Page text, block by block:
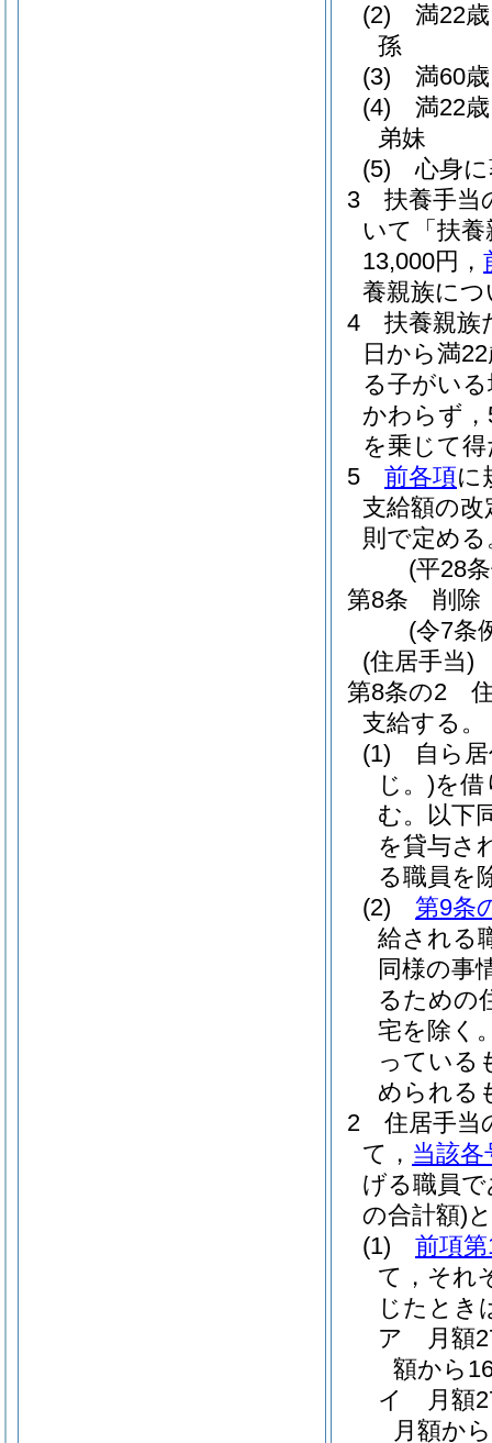
(2)
満22
孫
(3)
満60
(4)
満22
弟妹
(5)
心身
3
扶養手当
いて「扶
13,000円，
養親族に
4
扶養親族
日から満
る子がい
かわらず
を乗じて
5
前各項に
支給額の
則で定める
(平28
第8条
削除
(令7条
(住居手当)
第8条の2
支給する。
(1)
自ら
じ。)を借
む。以下
を貸与さ
る職員を
(2)
第9条
給される
同様の事
るための
宅を除く
っている
められる
2
住居手当
て， 当該各
げる職員
の合計額)
(1)
前項
て，それ
じたとき
ア
月額
額から
イ
月額
月額か